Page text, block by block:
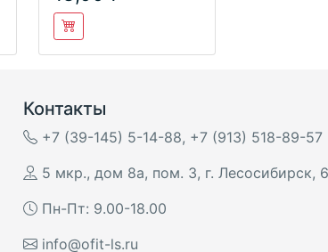
Контакты
+7 (39-145) 5-14-88, +7 (913) 518-89-57
5 мкр., дом 8а, пом. 3, г. Лесосибирск,
Пн-Пт: 9.00-18.00
info@ofit-ls.ru